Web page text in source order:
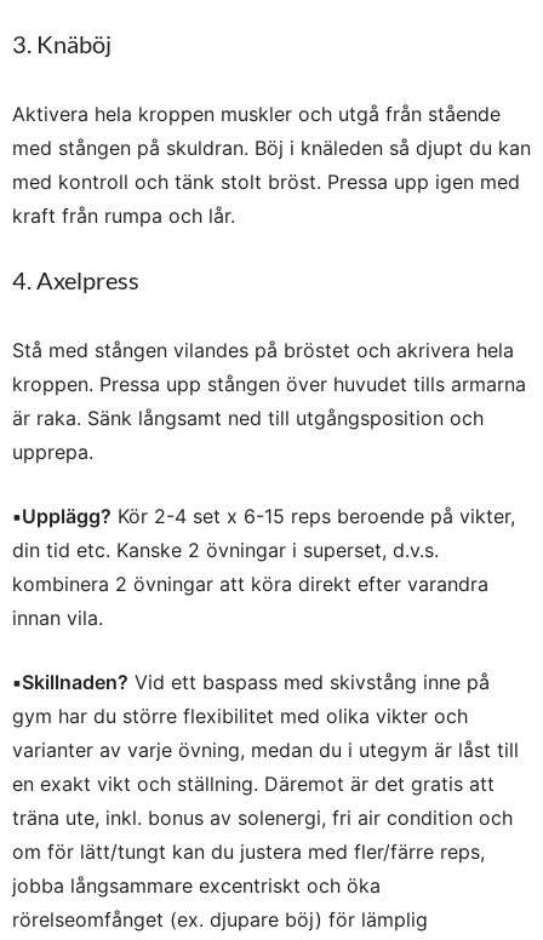
3. Knäböj
Aktivera hela kroppen muskler och utgå från stående
med stången på skuldran. Böj i knäleden så djupt du kan
med kontroll och tänk stolt bröst. Pressa upp igen med
kraft från rumpa och lår.
4. Axelpress
Stå med stången vilandes på bröstet och akrivera hela
kroppen. Pressa upp stången över huvudet tills armarna
är raka. Sänk långsamt ned till utgångsposition och
upprepa.
▪️Upplägg? Kör 2-4 set x 6-15 reps beroende på vikter,
din tid etc. Kanske 2 övningar i superset, d.v.s.
kombinera 2 övningar att köra direkt efter varandra
innan vila.
▪️Skillnaden? Vid ett baspass med skivstång inne på
gym har du större flexibilitet med olika vikter och
varianter av varje övning, medan du i utegym är låst till
en exakt vikt och ställning. Däremot är det gratis att
träna ute, inkl. bonus av solenergi, fri air condition och
om för lätt/tungt kan du justera med fler/färre reps,
jobba långsammare excentriskt och öka
rörelseomfånget (ex. djupare böj) för lämplig